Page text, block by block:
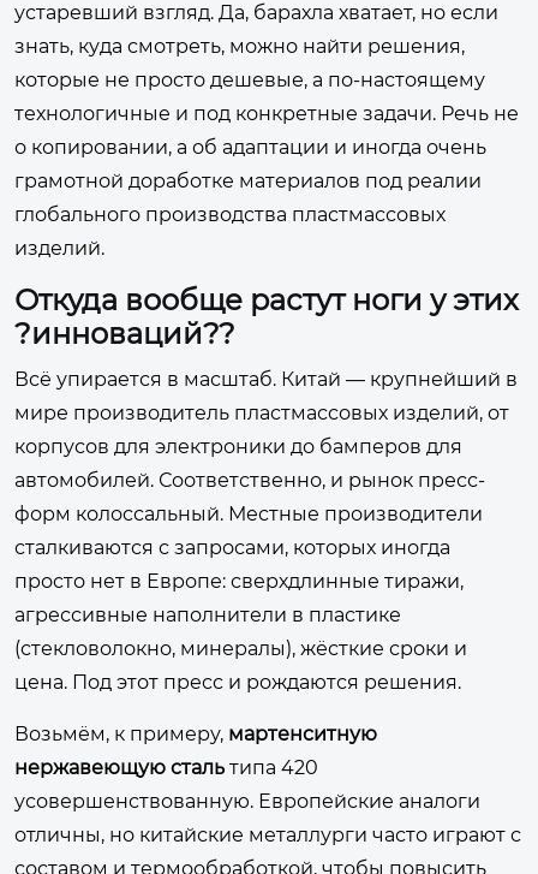
устаревший взгляд. Да, барахла хватает, но если
знать, куда смотреть, можно найти решения,
которые не просто дешевые, а по-настоящему
технологичные и под конкретные задачи. Речь не
о копировании, а об адаптации и иногда очень
грамотной доработке материалов под реалии
глобального производства пластмассовых
изделий.
Откуда вообще растут ноги у этих
?инноваций??
Всё упирается в масштаб. Китай — крупнейший в
мире производитель пластмассовых изделий, от
корпусов для электроники до бамперов для
автомобилей. Соответственно, и рынок пресс-
форм колоссальный. Местные производители
сталкиваются с запросами, которых иногда
просто нет в Европе: сверхдлинные тиражи,
агрессивные наполнители в пластике
(стекловолокно, минералы), жёсткие сроки и
цена. Под этот пресс и рождаются решения.
Возьмём, к примеру, мартенситную
нержавеющую сталь типа 420
усовершенствованную. Европейские аналоги
отличны, но китайские металлурги часто играют с
составом и термообработкой, чтобы повысить